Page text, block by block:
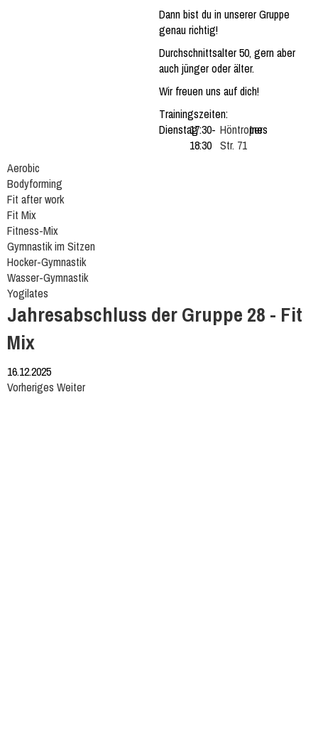
Dann bist du in unserer Gruppe
genau richtig!
Durchschnittsalter 50, gern aber
auch jünger oder älter.
Wir freuen uns auf dich!
Trainingszeiten:
Dienstag17:30-
18:30
Höntroper
Str. 71
Ines
Aerobic
Bodyforming
Fit after work
Fit Mix
Fitness-Mix
Gymnastik im Sitzen
Hocker-Gymnastik
Wasser-Gymnastik
Yogilates
Jahresabschluss der Gruppe 28 - Fit
Mix
16.12.2025
Vorheriges Weiter